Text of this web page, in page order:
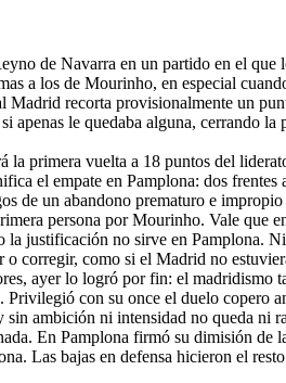
de Navarra en un partido en el
a los de Mourinho, en especial
Madrid recorta provisionalmente un
apenas le quedaba alguna, cerrando
primera vuelta a 18 puntos del
el empate en Pamplona: dos
un abandono prematuro e
persona por Mourinho. Vale que
justificación no sirve en Pamplona.
corregir, como si el Madrid no
ayer lo logró por fin: el madridismo
con su once el duelo copero
ambición ni intensidad no queda ni
En Pamplona firmó su dimisión
Las bajas en defensa hicieron el